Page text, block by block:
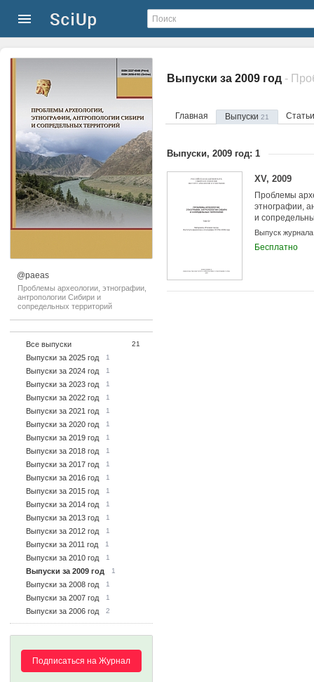
@paeas
Проблемы археологии, этнографии,
антропологии Сибири и
сопредельных территорий
Все выпуски 21
Выпуски за 2025 год 1
Выпуски за 2024 год 1
Выпуски за 2023 год 1
Выпуски за 2022 год 1
Выпуски за 2021 год 1
Выпуски за 2020 год 1
Выпуски за 2019 год 1
Выпуски за 2018 год 1
Выпуски за 2017 год 1
Выпуски за 2016 год 1
Выпуски за 2015 год 1
Выпуски за 2014 год 1
Выпуски за 2013 год 1
Выпуски за 2012 год 1
Выпуски за 2011 год 1
Выпуски за 2010 год 1
Выпуски за 2009 год 1
Выпуски за 2008 год 1
Выпуски за 2007 год 1
Выпуски за 2006 год 2
Подписаться на Журнал
Выпуски за 2009 год
Главная Выпуски 21
Выпуски, 2009 год: 1
XV, 2009
Проблемы
этнографии,
и
Выпуск журнала
Бесплатно